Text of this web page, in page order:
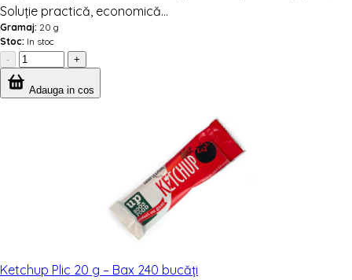
Soluție practică, economică...
Gramaj: 20 g
Stoc: In stoc
-
+
Adauga in cos
Ketchup Plic 20 g – Bax 240 bucăți